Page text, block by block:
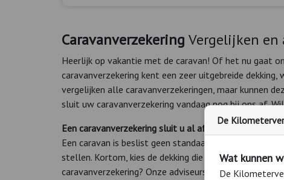
Caravanverzekering Vergelijken
Heerlijk op vakantie met de caravan! Of het nu gaat
caravanverzekering kent een zeer uitgebreide
vergelijken alle caravanverzekeringen, maar kunnen
sluit uw caravanverzekering vandaag nog bij ons af.
Een caravanverzekering sluit u al af vanaf € 3,12 p.m.
Een caravan is beslist geen standaard product. Een
stellen. Kortom, kies de dekking die bij uw situatie
caravanverzekering? Onze adviseurs helpen u graag.
De
Wat kunnen
De